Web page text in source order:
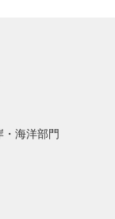
海洋部門